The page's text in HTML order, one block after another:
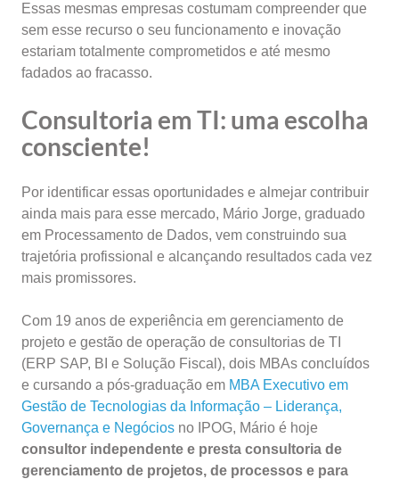
Essas mesmas empresas costumam compreender que
sem esse recurso o seu funcionamento e inovação
estariam totalmente comprometidos e até mesmo
fadados ao fracasso.
Consultoria em TI: uma escolha
consciente!
Por identificar essas oportunidades e almejar contribuir
ainda mais para esse mercado, Mário Jorge, graduado
em Processamento de Dados, vem construindo sua
trajetória profissional e alcançando resultados cada vez
mais promissores.
Com 19 anos de experiência em gerenciamento de
projeto e gestão de operação de consultorias de TI
(ERP SAP, BI e Solução Fiscal), dois MBAs concluídos
e cursando a pós-graduação em MBA Executivo em
Gestão de Tecnologias da Informação – Liderança,
Governança e Negócios no IPOG, Mário é hoje
consultor independente e presta consultoria de
gerenciamento de projetos, de processos e para